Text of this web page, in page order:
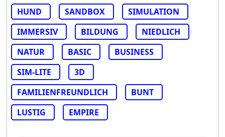
HUND SANDBOX
SIMULATION
IMMERSIV
BILDUNG
NIEDLICH
NATUR
BASIC
BUSINESS
SIM-LITE
3D
FAMILIENFREUNDLICH
BUNT
LUSTIG
EMPIRE